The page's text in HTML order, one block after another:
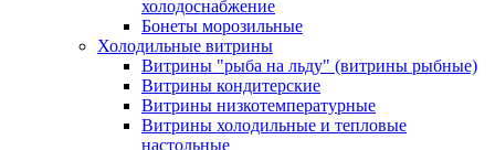
холодоснабжение
Бонеты морозильные
Холодильные витрины
Витрины "рыба на льду" (витрины рыбные)
Витрины кондитерские
Витрины низкотемпературные
Витрины холодильные и тепловые
настольные